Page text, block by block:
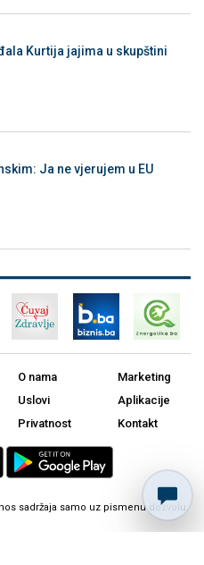
Kurtija jajima u skupštini
Ja ne vjerujem u EU
O nama
Uslovi
Privatnost
Marketing
Aplikacije
Kontakt
sadržaja samo uz pismenu dozvolu.